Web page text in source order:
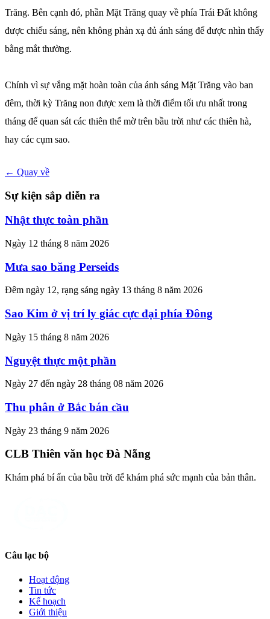
Trăng. Bên cạnh đó, phần Mặt Trăng quay về phía Trái Đất không
được chiếu sáng, nên không phản xạ đủ ánh sáng để được nhìn thấy
bằng mắt thường.
Chính vì sự vắng mặt hoàn toàn của ánh sáng Mặt Trăng vào ban
đêm, thời kỳ Trăng non được xem là thời điểm tối ưu nhất trong
tháng để quan sát các thiên thể mờ trên bầu trời như các thiên hà,
hay các cụm sao.
← Quay về
Sự kiện sắp diễn ra
Nhật thực toàn phần
Ngày 12 tháng 8 năm 2026
Mưa sao băng Perseids
Đêm ngày 12, rạng sáng ngày 13 tháng 8 năm 2026
Sao Kim ở vị trí ly giác cực đại phía Đông
Ngày 15 tháng 8 năm 2026
Nguyệt thực một phần
Ngày 27 đến ngày 28 tháng 08 năm 2026
Thu phân ở Bắc bán cầu
Ngày 23 tháng 9 năm 2026
CLB Thiên văn học Đà Nẵng
Khám phá bí ẩn của bầu trời để khám phá sức mạnh của bản thân.
Câu lạc bộ
Hoạt động
Tin tức
Kế hoạch
Giới thiệu